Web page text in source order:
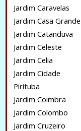
Jardim Caravelas
Jardim Casa Grande
Jardim Catanduva
Jardim Celeste
Jardim Celia
Jardim Cidade
Pirituba
Jardim Coimbra
Jardim Colombo
Jardim Cruzeiro